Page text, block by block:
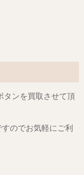
タンを買取させて頂
のでお気軽にご利